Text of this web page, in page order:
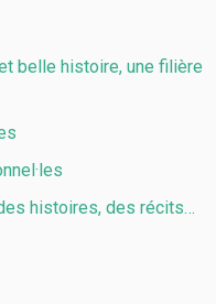
belle histoire, une filière
histoires, des récits…